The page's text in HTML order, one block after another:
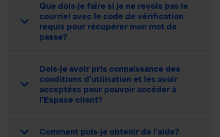
Que dois-je faire si je ne reçois pas le
courriel avec le code de vérification
requis pour récupérer mon mot de
passe?
Dois-je avoir pris connaissance des
conditions d’utilisation et les avoir
acceptées pour pouvoir accéder à
l’Espace client?
Comment puis-je obtenir de l’aide?